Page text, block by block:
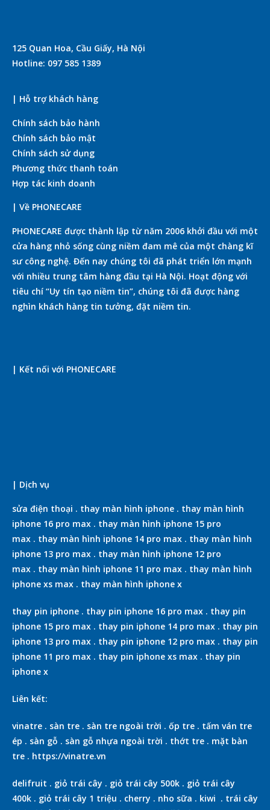
125 Quan Hoa, Cầu Giấy, Hà Nội
Hotline: 097 585 1389
| Hỗ trợ khách hàng
Chính sách bảo hành
Chính sách bảo mật
Chính sách sử dụng
Phương thức thanh toán
Hợp tác kinh doanh
| Về PHONECARE
PHONECARE được thành lập từ năm 2006 khởi đầu với một
cửa hàng nhỏ sống cùng niềm đam mê của một chàng kĩ
sư công nghệ. Đến nay chúng tôi đã phát triển lớn mạnh
với nhiều trung tâm hàng đầu tại Hà Nội. Hoạt động với
tiêu chí “Uy tín tạo niềm tin”, chúng tôi đã được hàng
nghìn khách hàng tin tưởng, đặt niềm tin.
| Kết nối với PHONECARE
| Dịch vụ
sửa điện thoại . thay màn hình iphone . thay màn hình
iphone 16 pro max . thay màn hình iphone 15 pro
max . thay màn hình iphone 14 pro max . thay màn hình
iphone 13 pro max . thay màn hình iphone 12 pro
max . thay màn hình iphone 11 pro max . thay màn hình
iphone xs max . thay màn hình iphone x
thay pin iphone . thay pin iphone 16 pro max . thay pin
iphone 15 pro max . thay pin iphone 14 pro max . thay pin
iphone 13 pro max . thay pin iphone 12 pro max . thay pin
iphone 11 pro max . thay pin iphone xs max . thay pin
iphone x
Liên kết:
vinatre . sàn tre . sàn tre ngoài trời . ốp tre . tấm ván tre
ép . sàn gỗ . sàn gỗ nhựa ngoài trời . thớt tre . mặt bàn
tre . https://vinatre.vn
delifruit . giỏ trái cây . giỏ trái cây 500k . giỏ trái cây
400k . giỏ trái cây 1 triệu . cherry . nho sữa . kiwi . trái cây